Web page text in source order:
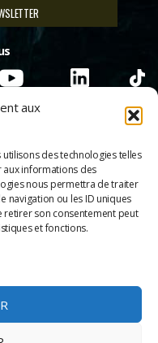
aux
des technologies telles
aux informations des
nous permettra de traiter
navigation ou les ID uniques
retirer son consentement peut
et fonctions.